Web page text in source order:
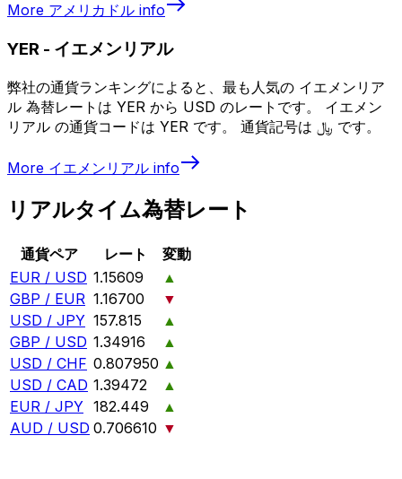
More アメリカドル info
YER - イエメンリアル
弊社の通貨ランキングによると、最も人気の イエメンリア
ル 為替レートは YER から USD のレートです。 イエメン
リアル の通貨コードは YER です。 通貨記号は ﷼ です。
More イエメンリアル info
リアルタイム為替レート
通貨ペア レート
変動
EUR / USD 1.15609
▲
GBP / EUR 1.16700
▼
USD / JPY 157.815
▲
GBP / USD 1.34916
▲
USD / CHF 0.807950 ▲
USD / CAD 1.39472
▲
EUR / JPY 182.449
▲
AUD / USD 0.706610 ▼